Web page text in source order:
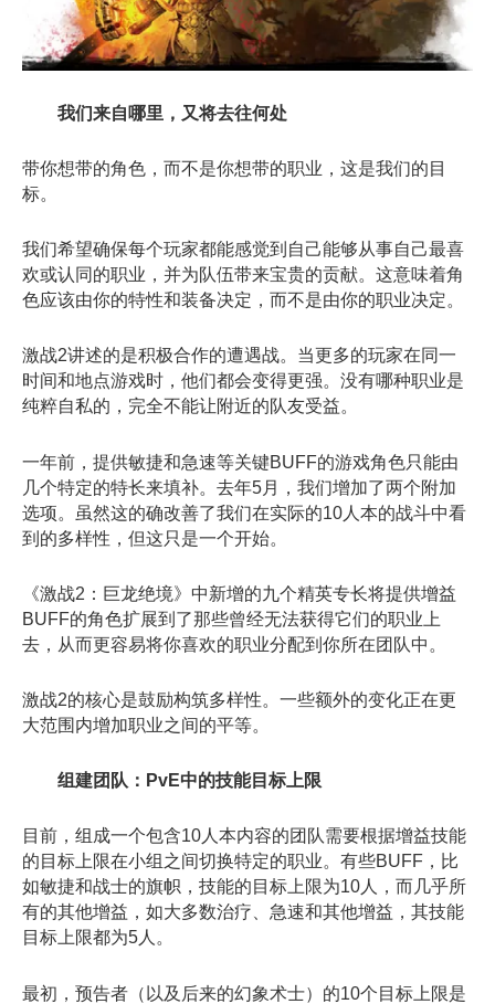
我们来自哪里，又将去往何处
带你想带的角色，而不是你想带的职业，这是我们的目
标。
我们希望确保每个玩家都能感觉到自己能够从事自己最喜
欢或认同的职业，并为队伍带来宝贵的贡献。这意味着角
色应该由你的特性和装备决定，而不是由你的职业决定。
激战2讲述的是积极合作的遭遇战。当更多的玩家在同一
时间和地点游戏时，他们都会变得更强。没有哪种职业是
纯粹自私的，完全不能让附近的队友受益。
一年前，提供敏捷和急速等关键BUFF的游戏角色只能由
几个特定的特长来填补。去年5月，我们增加了两个附加
选项。虽然这的确改善了我们在实际的10人本的战斗中看
到的多样性，但这只是一个开始。
《激战2：巨龙绝境》中新增的九个精英专长将提供增益
BUFF的角色扩展到了那些曾经无法获得它们的职业上
去，从而更容易将你喜欢的职业分配到你所在团队中。
激战2的核心是鼓励构筑多样性。一些额外的变化正在更
大范围内增加职业之间的平等。
组建团队：PvE中的技能目标上限
目前，组成一个包含10人本内容的团队需要根据增益技能
的目标上限在小组之间切换特定的职业。有些BUFF，比
如敏捷和战士的旗帜，技能的目标上限为10人，而几乎所
有的其他增益，如大多数治疗、急速和其他增益，其技能
目标上限都为5人。
最初，预告者（以及后来的幻象术士）的10个目标上限是